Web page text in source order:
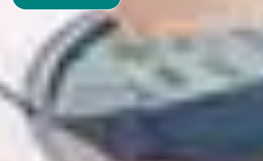
N’hésitez plus et réservez dès à présent votre prochain
voyage à Hyères les Palmiers dans l’un de nos
établissements. Profitez d’un voyage agréable et sans
prise de tête grâce aux nombreux services et
prestations que nous proposons !